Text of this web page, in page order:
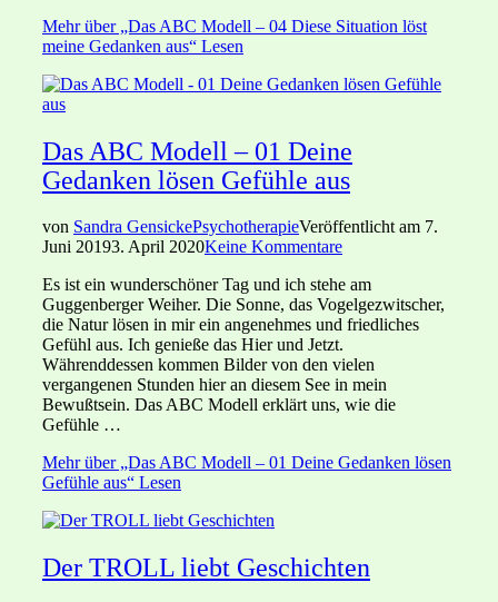
Mehrüber „Das ABC Modell – 04 Diese Situation löst
meine Gedanken aus“ Lesen
Das ABC Modell – 01 Deine
Gedanken lösen Gefühle aus
von Sandra GensickePsychotherapieVeröffentlicht am 7.
Juni 20193. April 2020Keine Kommentare
Es ist ein wunderschöner Tag und ich stehe am
Guggenberger Weiher. Die Sonne, das Vogelgezwitscher,
die Natur lösen in mir ein angenehmes und friedliches
Gefühl aus. Ich genieße das Hier und Jetzt.
Währenddessen kommen Bilder von den vielen
vergangenen Stunden hier an diesem See in mein
Bewußtsein. Das ABC Modell erklärt uns, wie die
Gefühle …
Mehrüber „Das ABC Modell – 01 Deine Gedanken lösen
Gefühle aus“ Lesen
Der TROLL liebt Geschichten